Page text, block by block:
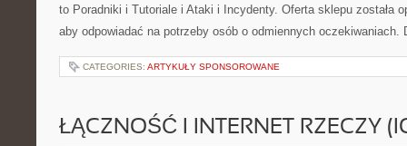
to Poradniki i Tutoriale i Ataki i Incydenty. Oferta sklepu została
aby odpowiadać na potrzeby osób o odmiennych
CATEGORIES: ARTYKUŁY SPONSOROWANE
ŁĄCZNOŚĆ I INTERNET RZECZY